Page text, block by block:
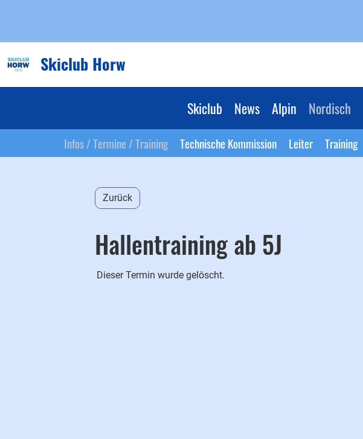
Skiclub Horw
Skiclub News Alpin Nordisch
Infos / Termine / Training Technische Kommission Leiter Training
Zurück
Hallentraining ab 5J
Dieser Termin wurde gelöscht.